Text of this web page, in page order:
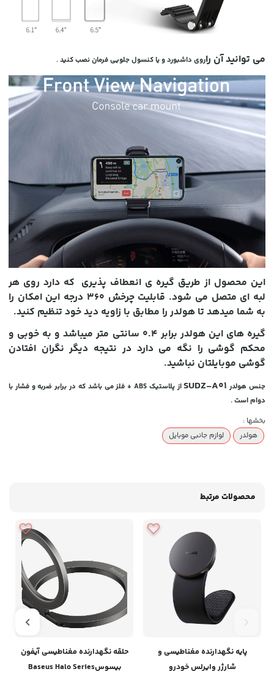
می توانید آن راروی داشبورد و یا کنسول جلویی فرمان نصب کنید .
این محصول از طریق گیره ی انعطاف پذیری که دارد روی هر
لبه ای متصل می شود. قابلیت چرخش 360 درجه این امکان را
به شما میدهد تا هولدر را مطابق با زاویه دید خود تنظیم کنید.
گیره های این هولدر برابر 0.4 سانتی متر میباشد و به خوبی و
محکم گوشی را نگه می دارد در نتیجه دیگر نگران افتادن
گوشی موبایلتان نباشید.
جنس هولدر SUDZ-A01
از پلاستیک ABS + فلز می باشد که در برابر ضربه و فشار با
دوام است .
بخشها :
هولدر
لوازم جانبی موبایل
محصولات مرتبط
پایه نگهدارنده مغناطیسی و
شارژر وایرلس خودرو
حلقه نگهدارنده مغناطیسی آیفون
بیسوسBaseus Halo Series